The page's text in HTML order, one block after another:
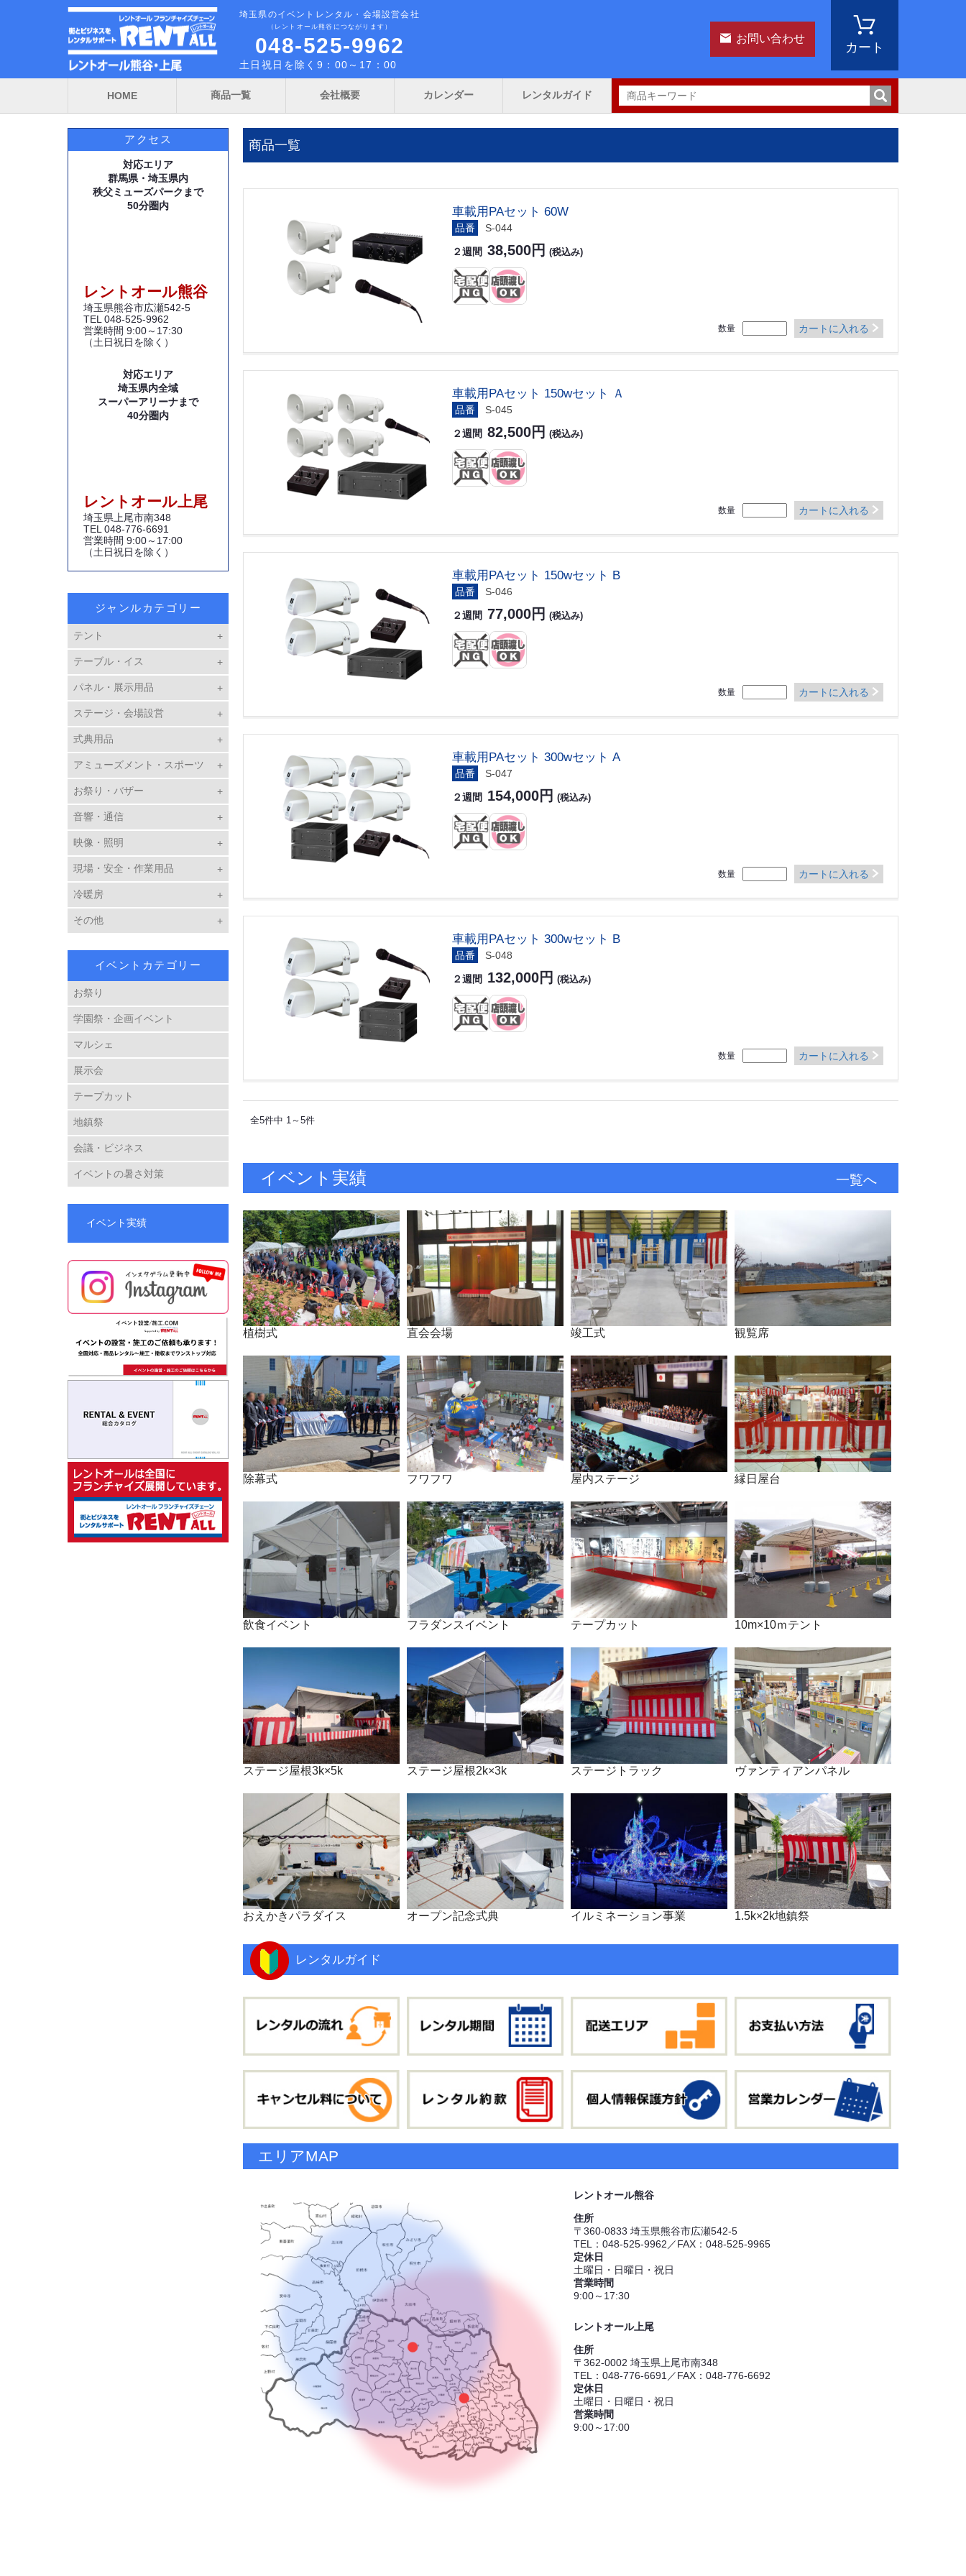
埼玉県のイベントレンタル・会場設営会社
（レントオール熊谷につながります）
048-525-9962
土日祝日を除く9：00～17：00
お問い合わせ
カート
HOME 商品一覧 会社概要 カレンダー レンタルガイド
アクセス
対応エリア
群馬県・埼玉県内
秩父ミューズパークまで
50分圏内
レントオール熊谷
埼玉県熊谷市広瀬542-5
TEL 048-525-9962
営業時間 9:00～17:30
（土日祝日を除く）
対応エリア
埼玉県内全域
スーパーアリーナまで
40分圏内
レントオール上尾
埼玉県上尾市南348
TEL 048-776-6691
営業時間 9:00～17:00
（土日祝日を除く）
ジャンルカテゴリー
テント
テーブル・イス
パネル・展示用品
ステージ・会場設営
式典用品
アミューズメント・スポーツ
お祭り・バザー
音響・通信
映像・照明
現場・安全・作業用品
冷暖房
その他
イベントカテゴリー
お祭り
学園祭・企画イベント
マルシェ
展示会
テープカット
地鎮祭
会議・ビジネス
イベントの暑さ対策
イベント実績
商品一覧
車載用PAセット 60W
品番 S-044
２週間 38,500円 (税込み)
数量 カートに入れる
車載用PAセット 150wセット Ａ
品番 S-045
２週間 82,500円 (税込み)
数量 カートに入れる
車載用PAセット 150wセット B
品番 S-046
２週間 77,000円 (税込み)
数量 カートに入れる
車載用PAセット 300wセット A
品番 S-047
２週間 154,000円 (税込み)
数量 カートに入れる
車載用PAセット 300wセット B
品番 S-048
２週間 132,000円 (税込み)
数量 カートに入れる
全5件中 1～5件
イベント実績 一覧へ
植樹式 直会会場 竣工式 観覧席
除幕式 フワフワ 屋内ステージ 縁日屋台
飲食イベント フラダンスイベント テープカット 10m×10ｍテント
ステージ屋根3k×5k ステージ屋根2k×3k ステージトラック ヴァンティアンパネル
おえかきパラダイス オープン記念式典 イルミネーション事業 1.5k×2k地鎮祭
レンタルガイド
エリアMAP
レントオール熊谷
住所
〒360-0833 埼玉県熊谷市広瀬542-5
TEL：048-525-9962／FAX：048-525-9965
定休日
土曜日・日曜日・祝日
営業時間
9:00～17:30
レントオール上尾
住所
〒362-0002 埼玉県上尾市南348
TEL：048-776-6691／FAX：048-776-6692
定休日
土曜日・日曜日・祝日
営業時間
9:00～17:00